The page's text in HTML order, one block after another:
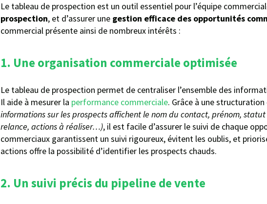
Le tableau de prospection est un outil essentiel pour l’équipe
prospection, et d’assurer une gestion efficace des opportunités
commercial présente ainsi de nombreux intérêts :
1. Une organisation commerciale optimisée
Le tableau de prospection permet de centraliser l’ensemble des
Il aide à mesurer la performance commerciale. Grâce à une
informations sur les prospects affichent le nom du contact, prénom,
relance, actions à réaliser…), il est facile d’assurer le suivi de chaque
commerciaux garantissent un suivi rigoureux, évitent les oublis, et
actions offre la possibilité d’identifier les prospects chauds.
2. Un suivi précis du pipeline de vente